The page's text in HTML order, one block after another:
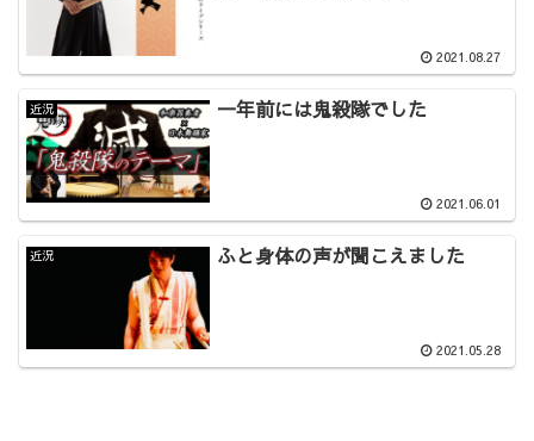
2021.08.27
近況 一年前には鬼殺隊でした
2021.06.01
近況 ふと身体の声が聞こえました
2021.05.28